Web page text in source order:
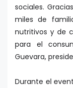
sociales.
miles de
nutritivos y de
para el
Guevara,
Durante el